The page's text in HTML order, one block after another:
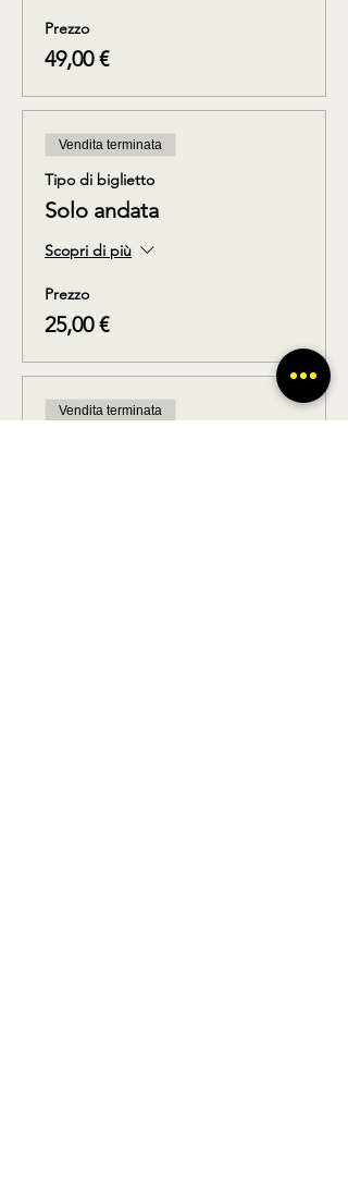
Prezzo
49,00 €
Vendita terminata
Tipo di biglietto
Solo andata
Scopri di più
Prezzo
25,00 €
Vendita terminata